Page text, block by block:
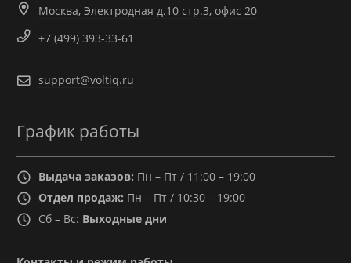
Москва, Электродная д.10 стр.3, офис 20
+7 (499) 393-33-61
support@voltiq.ru
График работы
Выдача заказов: Пн – Пт / 11:00 – 19:00
Отдел продаж: Пн – Пт / 10:30 – 19:00
Сб – Вс: Выходные дни